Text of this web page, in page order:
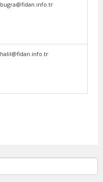
bugra@fidan.info.tr
halil@fidan.info.tr